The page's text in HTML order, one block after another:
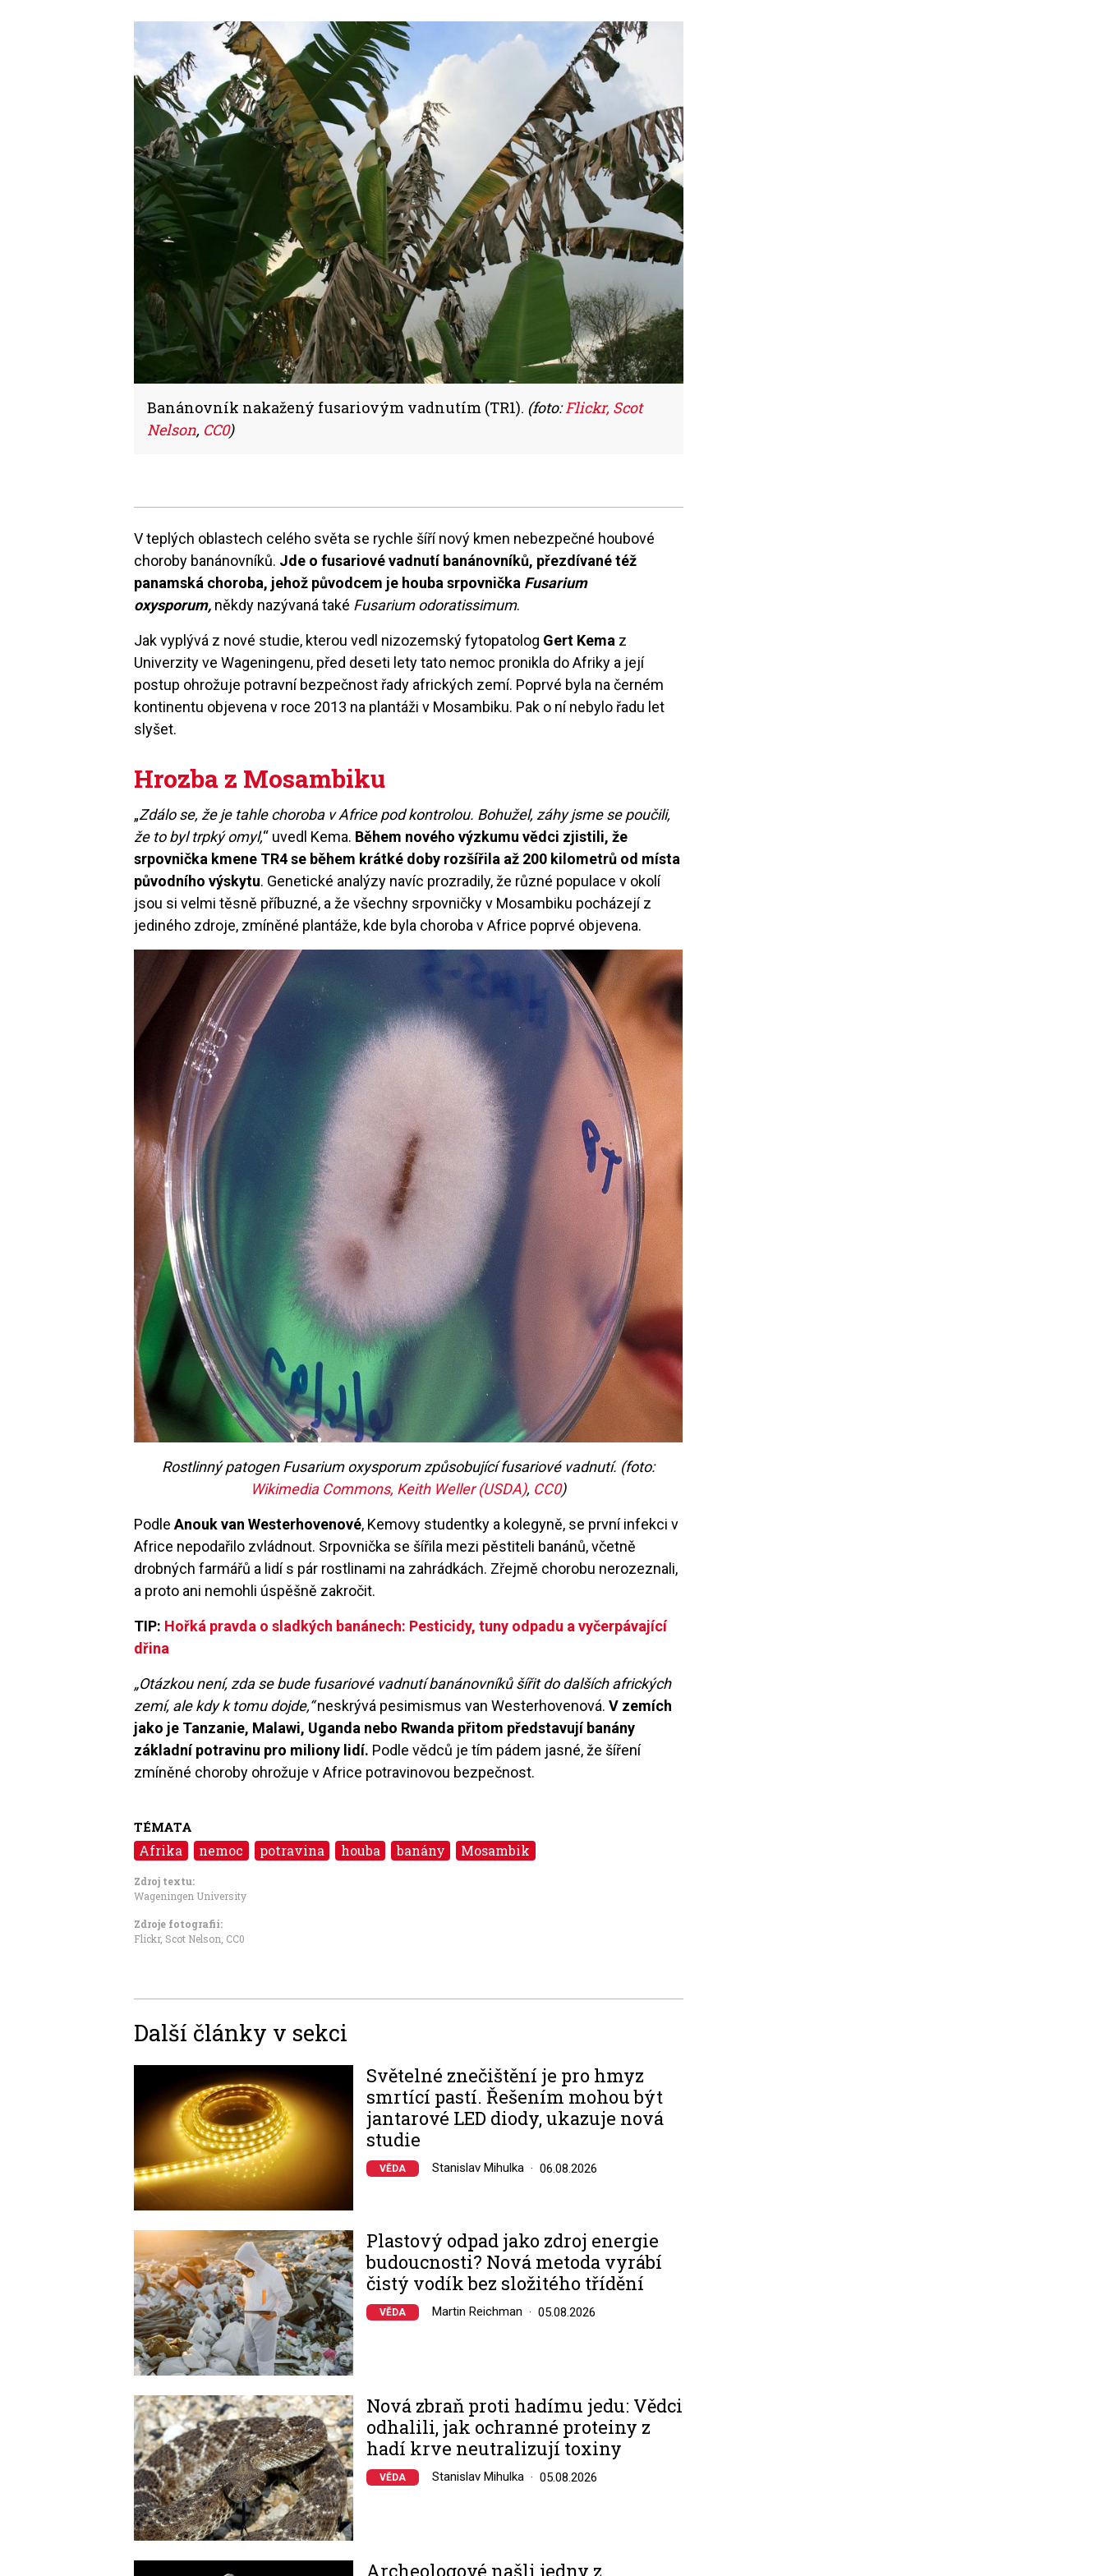
Banánovník nakažený fusariovým vadnutím (TR1). (foto:Flickr, Scot
Nelson, CC0)
V teplých oblastech celého světa se rychle šíří nový kmen nebezpečné houbové
choroby banánovníků. Jde o fusariové vadnutí banánovníků, přezdívané též
panamská choroba, jehož původcem je houba srpovnička Fusarium
oxysporum, někdy nazývaná také Fusarium odoratissimum.
Jak vyplývá z nové studie, kterou vedl nizozemský fytopatolog Gert Kema z
Univerzity ve Wageningenu, před deseti lety tato nemoc pronikla do Afriky a její
postup ohrožuje potravní bezpečnost řady afrických zemí. Poprvé byla na černém
kontinentu objevena v roce 2013 na plantáži v Mosambiku. Pak o ní nebylo řadu let
slyšet.
Hrozba z Mosambiku
„Zdálo se, že je tahle choroba v Africe pod kontrolou. Bohužel, záhy jsme se poučili,
že to byl trpký omyl,“ uvedl Kema. Během nového výzkumu vědci zjistili, že
srpovnička kmene TR4 se během krátké doby rozšířila až 200 kilometrů od místa
původního výskytu. Genetické analýzy navíc prozradily, že různé populace v okolí
jsou si velmi těsně příbuzné, a že všechny srpovničky v Mosambiku pocházejí z
jediného zdroje, zmíněné plantáže, kde byla choroba v Africe poprvé objevena.
Rostlinný patogen Fusarium oxysporum způsobující fusariové vadnutí. (foto:
Wikimedia Commons, Keith Weller (USDA), CC0)
PodleAnouk van Westerhovenové, Kemovy studentky a kolegyně, se první infekci v
Africe nepodařilo zvládnout. Srpovnička se šířila mezi pěstiteli banánů, včetně
drobných farmářů a lidí s pár rostlinami na zahrádkách. Zřejmě chorobu nerozeznali,
a proto ani nemohli úspěšně zakročit.
TIP: Hořká pravda o sladkých banánech: Pesticidy, tuny odpadu a vyčerpávající
dřina
„Otázkou není, zda se bude fusariové vadnutí banánovníků šířit do dalších afrických
zemí, ale kdy k tomu dojde,“neskrývá pesimismus van Westerhovenová.V zemích
jako je Tanzanie, Malawi, Uganda nebo Rwanda přitom představují banány
základní potravinu pro miliony lidí. Podle vědců je tím pádem jasné, že šíření
zmíněné choroby ohrožuje v Africe potravinovou bezpečnost.
TÉMATA
Afrika nemoc potravina houba banány Mosambik
Zdroj textu:
Wageningen University
Zdroje fotografii:
Flickr, Scot Nelson CC0
Další články v sekci
Světelné znečištění je pro hmyz
smrtící pastí. Řešením mohou být
jantarové LED diody, ukazuje nová
studie
VĚDA Stanislav Mihulka 06.08.2026
Image
Plastový odpad jako zdroj energie
budoucnosti? Nová metoda vyrábí
čistý vodík bez složitého třídění
VĚDA Martin Reichman 05.08.2026
Image
Nová zbraň proti hadímu jedu: Vědci
odhalili, jak ochranné proteiny z
hadí krve neutralizují toxiny
VĚDA Stanislav Mihulka 05.08.2026
Archeologové našli jedny z